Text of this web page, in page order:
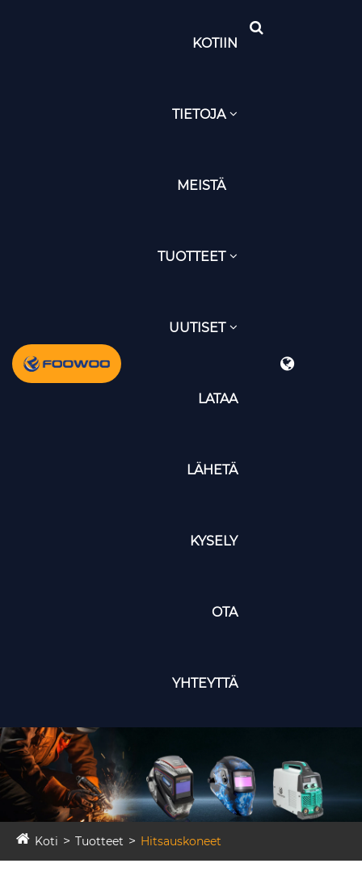
KOTIIN
TIETOJA
MEISTÄ
TUOTTEET
UUTISET
LATAA
LÄHETÄ
KYSELY
OTA
YHTEYTTÄ
Koti Tuotteet Hitsauskoneet